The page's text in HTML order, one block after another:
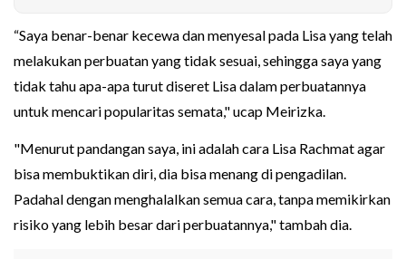
“Saya benar-benar kecewa dan menyesal pada Lisa yang telah
melakukan perbuatan yang tidak sesuai, sehingga saya yang
tidak tahu apa-apa turut diseret Lisa dalam perbuatannya
untuk mencari popularitas semata," ucap Meirizka.
"Menurut pandangan saya, ini adalah cara Lisa Rachmat agar
bisa membuktikan diri, dia bisa menang di pengadilan.
Padahal dengan menghalalkan semua cara, tanpa memikirkan
risiko yang lebih besar dari perbuatannya," tambah dia.